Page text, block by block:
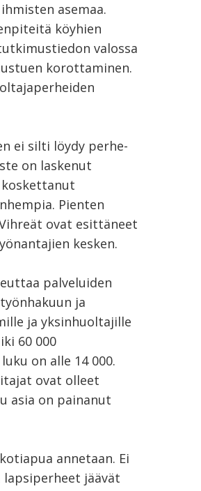
asemaa.
köyhien
valossa
korottaminen.
ei silti löydy perhe-
on laskenut
Pienten
ovat esittäneet
kesken.
palveluiden
ja
ja yksinhuoltajille
60 000
on alle 14 000.
ovat olleet
asia on painanut
annetaan. Ei
lapsiperheet jäävät